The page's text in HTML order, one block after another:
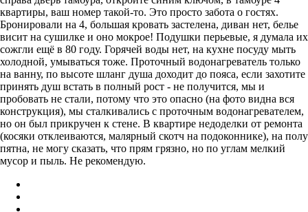
квартиры, ваш номер такой-то. Это просто забота о гостях.
Бронировали на 4, большая кровать застелена, диван нет, белье
висит на сушилке и оно мокрое! Подушки перьевые, я думала их
сожгли ещё в 80 году. Горячей воды нет, на кухне посуду мыть
холодной, умываться тоже. Проточный водонагреватель только
на ванну, по высоте шланг душа доходит до пояса, если захотите
принять душ встать в полный рост - не получится, мы и
пробовать не стали, потому что это опасно (на фото видна вся
конструкция), мы сталкивались с проточным водонагревателем,
но он был прикручен к стене. В квартире недоделки от ремонта
(косяки отклеиваются, малярный скотч на подоконнике), на полу
пятна, не могу сказать, что прям грязно, но по углам мелкий
мусор и пыль. Не рекомендую.